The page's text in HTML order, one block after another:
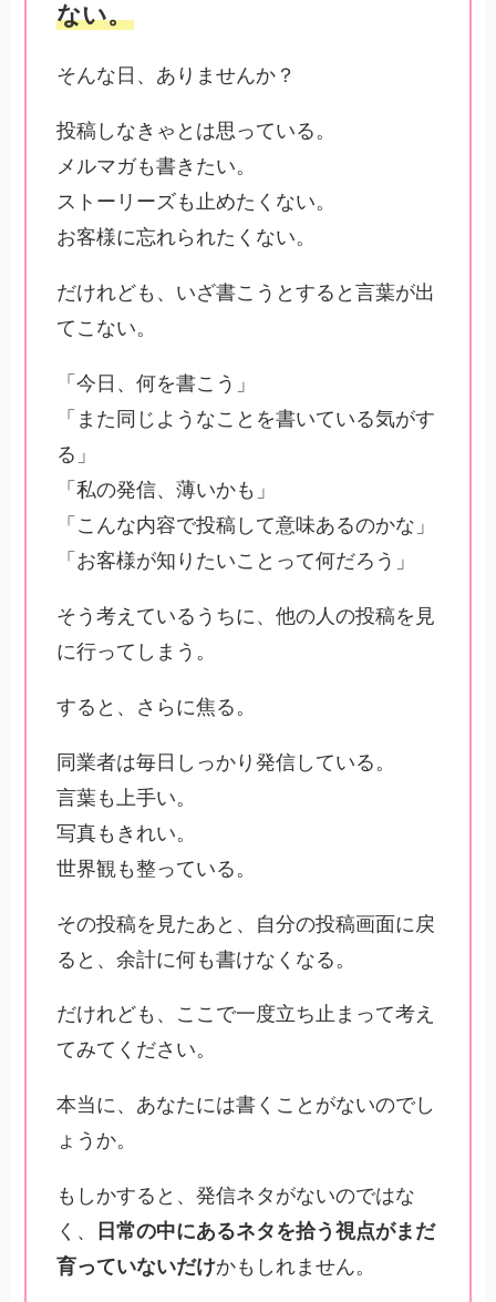
ない。
そんな日、ありませんか？
投稿しなきゃとは思っている。
メルマガも書きたい。
ストーリーズも止めたくない。
お客様に忘れられたくない。
だけれども、いざ書こうとすると言葉が出
てこない。
「今日、何を書こう」
「また同じようなことを書いている気がす
る」
「私の発信、薄いかも」
「こんな内容で投稿して意味あるのかな」
「お客様が知りたいことって何だろう」
そう考えているうちに、他の人の投稿を見
に行ってしまう。
すると、さらに焦る。
同業者は毎日しっかり発信している。
言葉も上手い。
写真もきれい。
世界観も整っている。
その投稿を見たあと、自分の投稿画面に戻
ると、余計に何も書けなくなる。
だけれども、ここで一度立ち止まって考え
てみてください。
本当に、あなたには書くことがないのでし
ょうか。
もしかすると、発信ネタがないのではな
く、
日常の中にあるネタを拾う視点がまだ
育っていないだけかもしれません。